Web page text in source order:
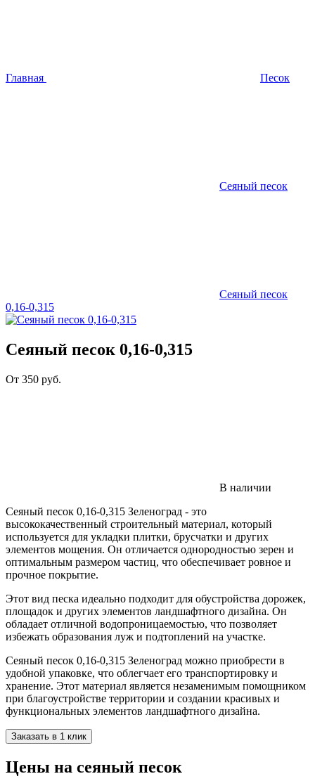
Главная Песок
Сеяный песок
Сеяный песок
0,16-0,315
Сеяный песок 0,16-0,315
От 350 руб.
В наличии
Сеяный песок 0,16-0,315 Зеленоград - это
высококачественный строительный материал, который
используется для укладки плитки, брусчатки и других
элементов мощения. Он отличается однородностью зерен и
оптимальным размером частиц, что обеспечивает ровное и
прочное покрытие.
Этот вид песка идеально подходит для обустройства дорожек,
площадок и других элементов ландшафтного дизайна. Он
обладает отличной водопроницаемостью, что позволяет
избежать образования луж и подтоплений на участке.
Сеяный песок 0,16-0,315 Зеленоград можно приобрести в
удобной упаковке, что облегчает его транспортировку и
хранение. Этот материал является незаменимым помощником
при благоустройстве территории и создании красивых и
функциональных элементов ландшафтного дизайна.
Заказать в 1 клик
Цены на сеяный песок